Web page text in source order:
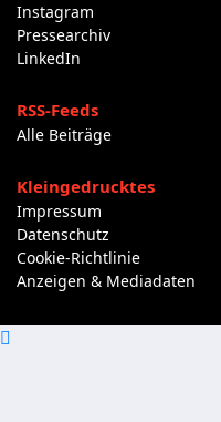
Instagram
Pressearchiv
LinkedIn
RSS-Feeds
Alle Beiträge
Kleingedrucktes
Impressum
Datenschutz
Cookie-Richtlinie
Anzeigen & Mediadaten